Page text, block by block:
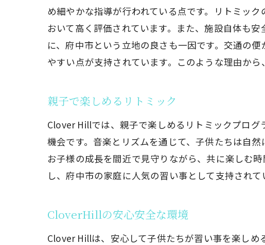
未
集中力
リ
集
保
集
音楽で
リ
め細やかな指導が行われている点です。リトミッ
おいて高く評価されています。また、施設自体も
に、府中市という立地の良さも一因です。交通の
やすい点が支持されています。このような理由か
親子で楽しめるリトミック
Clover Hillでは、親子で楽しめるリトミックプロ
機会です。音楽とリズムを通じて、子供たちは自
お子様の成長を間近で見守りながら、共に楽しむ
し、府中市の家庭に人気の習い事として支持されて
CloverHillの安心安全な環境
Clover Hillは、安心して子供たちが習い事を楽し